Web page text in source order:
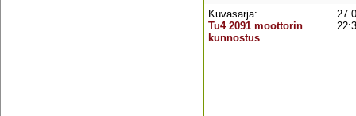
Kuvasarja:
Tu4 2091 moottorin
kunnostus